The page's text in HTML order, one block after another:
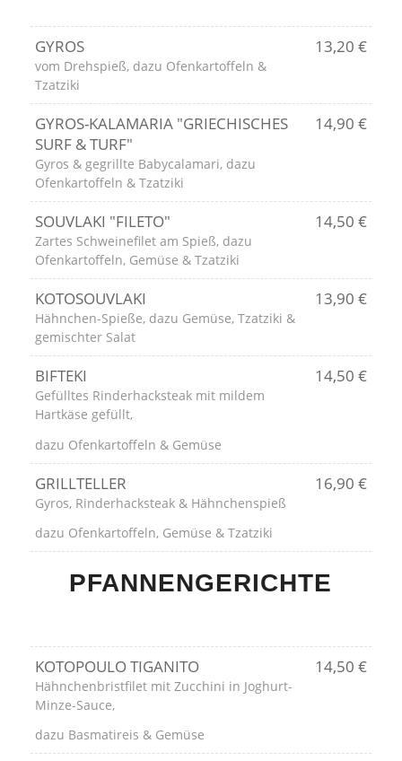
GYROS 13,20 €
vom Drehspieß, dazu Ofenkartoffeln &
Tzatziki
GYROS-KALAMARIA "GRIECHISCHES
SURF & TURF"
14,90 €
Gyros & gegrillte Babycalamari, dazu
Ofenkartoffeln & Tzatziki
SOUVLAKI "FILETO" 14,50 €
Zartes Schweinefilet am Spieß, dazu
Ofenkartoffeln, Gemüse & Tzatziki
KOTOSOUVLAKI 13,90 €
Hähnchen-Spieße, dazu Gemüse, Tzatziki &
gemischter Salat
BIFTEKI 14,50 €
Gefülltes Rinderhacksteak mit mildem
Hartkäse gefüllt,
dazu Ofenkartoffeln & Gemüse
GRILLTELLER 16,90 €
Gyros, Rinderhacksteak & Hähnchenspieß
dazu Ofenkartoffeln, Gemüse & Tzatziki
PFANNENGERICHTE
KOTOPOULO TIGANITO 14,50 €
Hähnchenbristfilet mit Zucchini in Joghurt-
Minze-Sauce,
dazu Basmatireis & Gemüse